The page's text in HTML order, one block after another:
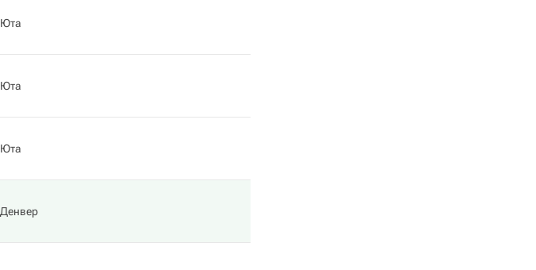
Юта
Юта
Юта
Денвер